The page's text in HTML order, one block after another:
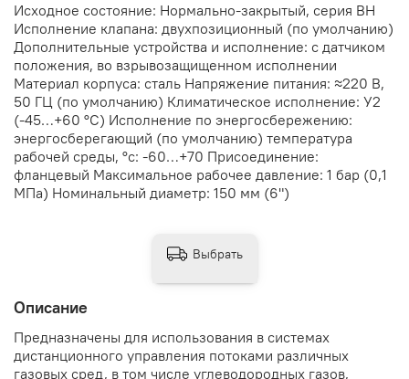
Исходное состояние: Нормально-закрытый, серия ВН
Исполнение клапана: двухпозиционный (по умолчанию)
Дополнительные устройства и исполнение: с датчиком
положения, во взрывозащищенном исполнении
Материал корпуса: сталь Напряжение питания: ≈220 В,
50 ГЦ (по умолчанию) Климатическое исполнение: У2
(-45…+60 °С) Исполнение по энергосбережению:
энергосберегающий (по умолчанию) температура
рабочей среды, °с: -60…+70 Присоединение:
фланцевый Максимальное рабочее давление: 1 бар (0,1
МПа) Номинальный диаметр: 150 мм (6")
Описание
Предназначены для использования в системах
дистанционного управления потоками различных
газовых сред, в том числе углеводородных газов,
Выбрать